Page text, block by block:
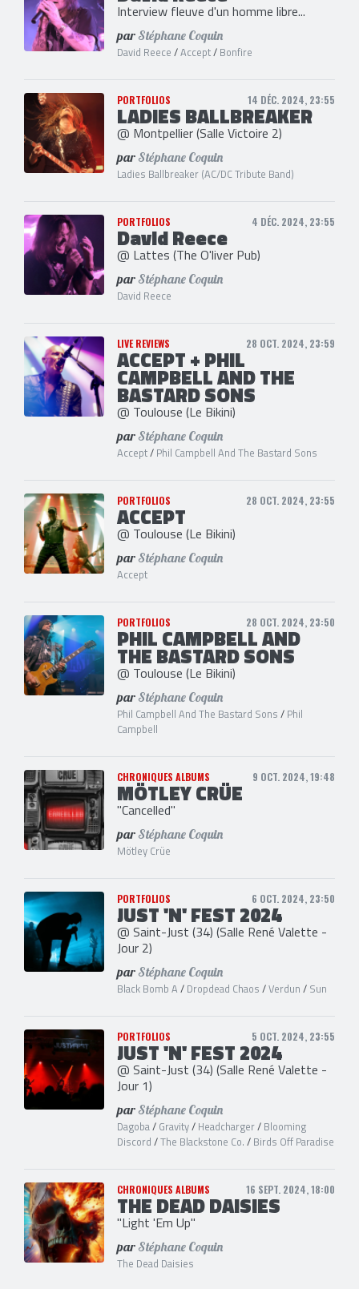
Interview fleuve d'un homme libre...
par Stéphane Coquin
David Reece /Accept/ Bonfire
PORTFOLIOS 14 DÉC. 2024, 23:55
LADIES BALLBREAKER
@ Montpellier (Salle Victoire 2)
par Stéphane Coquin
Ladies Ballbreaker (AC/DC Tribute Band)
PORTFOLIOS 4 DÉC. 2024, 23:55
David Reece
@ Lattes (The O'liver Pub)
par Stéphane Coquin
David Reece
LIVE REVIEWS 28 OCT. 2024, 23:59
ACCEPT + PHIL
CAMPBELL AND THE
BASTARD SONS
@ Toulouse (Le Bikini)
par Stéphane Coquin
Accept/ Phil Campbell And The Bastard Sons
PORTFOLIOS 28 OCT. 2024, 23:55
ACCEPT
@ Toulouse (Le Bikini)
par Stéphane Coquin
Accept
PORTFOLIOS 28 OCT. 2024, 23:50
PHIL CAMPBELL AND
THE BASTARD SONS
@ Toulouse (Le Bikini)
par Stéphane Coquin
Phil Campbell And The Bastard Sons / Phil
Campbell
CHRONIQUES ALBUMS 9 OCT. 2024, 19:48
MÖTLEY CRÜE
"Cancelled"
par Stéphane Coquin
Mötley Crüe
PORTFOLIOS 6 OCT. 2024, 23:50
JUST 'N' FEST 2024
@ Saint-Just (34) (Salle René Valette -
Jour 2)
par Stéphane Coquin
Black Bomb A / Dropdead Chaos /Verdun / Sun
PORTFOLIOS 5 OCT. 2024, 23:55
JUST 'N' FEST 2024
@ Saint-Just (34) (Salle René Valette -
Jour 1)
par Stéphane Coquin
Dagoba/ Gravity/ Headcharger/ Blooming
Discord /The Blackstone Co. / Birds Off Paradise
CHRONIQUES ALBUMS 16 SEPT. 2024, 18:00
THE DEAD DAISIES
"Light 'Em Up"
par Stéphane Coquin
The Dead Daisies